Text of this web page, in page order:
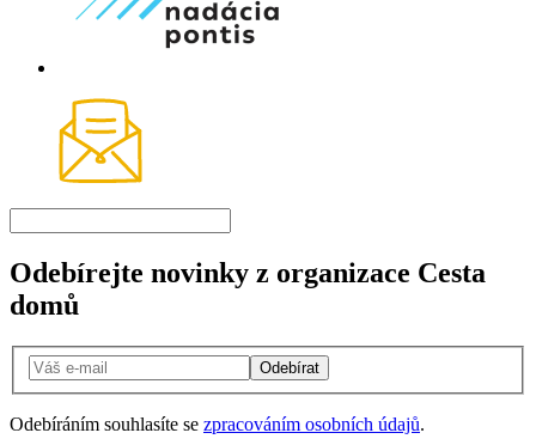
Odebírejte novinky z organizace Cesta
domů
Odebírat
Odebíráním souhlasíte se zpracováním osobních údajů.